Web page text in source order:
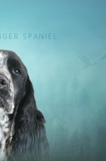
SPANIEL